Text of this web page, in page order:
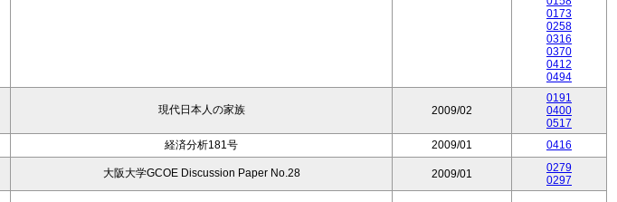
0173
0258
0316
0370
0412
0494
現代日本人の家族 2009/02
0191
0400
0517
経済分析181号 2009/01 0416
大阪大学GCOE Discussion Paper No.28 2009/01
0279
0297